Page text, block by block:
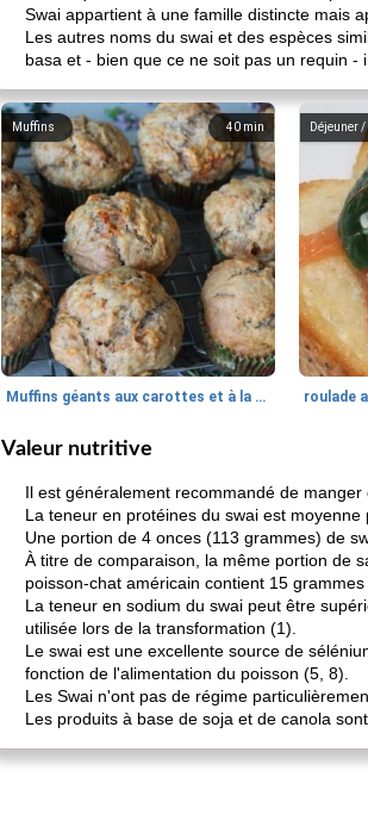
Swai appartient à une famille distincte mais
Les autres noms du swai et des espèces
basa et - bien que ce ne soit pas un requin -
40 min
Muffins
Muffins géants aux carottes et à la banane de Nif
Déjeuner /
roulade
Valeur nutritive
Il est généralement recommandé de
La teneur en protéines du swai est
Une portion de 4 onces (113 grammes) de
À titre de comparaison, la même portion de
poisson-chat américain contient 15
La teneur en sodium du swai peut être
utilisée lors de la transformation (1).
Le swai est une excellente source de
fonction de l'alimentation du poisson (5, 8).
Les Swai n'ont pas de régime
Les produits à base de soja et de canola